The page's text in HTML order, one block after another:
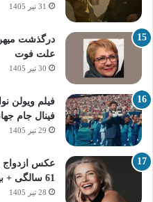
31 تیر 1405
درگذشت
علت فوت
30 تیر 1405
فیلم ویولن
فینال جام جهانی
29 تیر 1405
عکس ازدواج
61 سالگی + بیوگرافی
28 تیر 1405